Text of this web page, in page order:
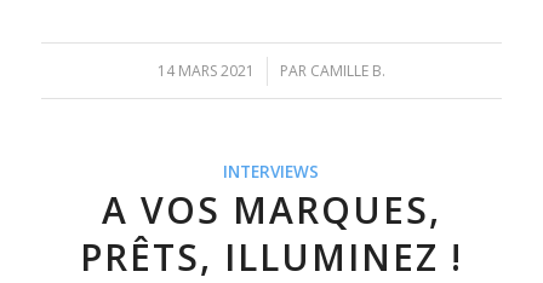
14 MARS 2021
/ PAR CAMILLE B.
INTERVIEWS
A VOS MARQUES,
PRÊTS, ILLUMINEZ !